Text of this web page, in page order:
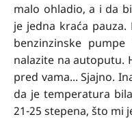
malo ohladio, a i da
je jedna kraća
benzinzinske
nalazite na autoputu.
pred vama... Sjajno.
da je temperatura
21-25 stepena, što mi